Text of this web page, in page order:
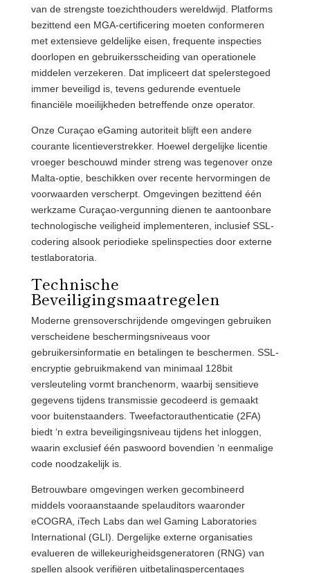
van de strengste toezichthouders wereldwijd. Platforms
bezittend een MGA-certificering moeten conformeren
met extensieve geldelijke eisen, frequente inspecties
doorlopen en gebruikersscheiding van operationele
middelen verzekeren. Dat impliceert dat spelerstegoed
immer beveiligd is, tevens gedurende eventuele
financiële moeilijkheden betreffende onze operator.
Onze Curaçao eGaming autoriteit blijft een andere
courante licentieverstrekker. Hoewel dergelijke licentie
vroeger beschouwd minder streng was tegenover onze
Malta-optie, beschikken over recente hervormingen de
voorwaarden verscherpt. Omgevingen bezittend één
werkzame Curaçao-vergunning dienen te aantoonbare
technologische veiligheid implementeren, inclusief SSL-
codering alsook periodieke spelinspecties door externe
testlaboratoria.
Technische
Beveiligingsmaatregelen
Moderne grensoverschrijdende omgevingen gebruiken
verscheidene beschermingsniveaus voor
gebruikersinformatie en betalingen te beschermen. SSL-
encryptie gebruikmakend van minimaal 128bit
versleuteling vormt branchenorm, waarbij sensitieve
gegevens tijdens transmissie gecodeerd is gemaakt
voor buitenstaanders. Tweefactorauthenticatie (2FA)
biedt ‘n extra beveiligingsniveau tijdens het inloggen,
waarin exclusief één paswoord bovendien ‘n eenmalige
code noodzakelijk is.
Betrouwbare omgevingen werken gecombineerd
middels vooraanstaande spelauditors waaronder
eCOGRA, iTech Labs dan wel Gaming Laboratories
International (GLI). Dergelijke externe organisaties
evalueren de willekeurigheidsgeneratoren (RNG) van
spellen alsook verifiëren uitbetalingspercentages